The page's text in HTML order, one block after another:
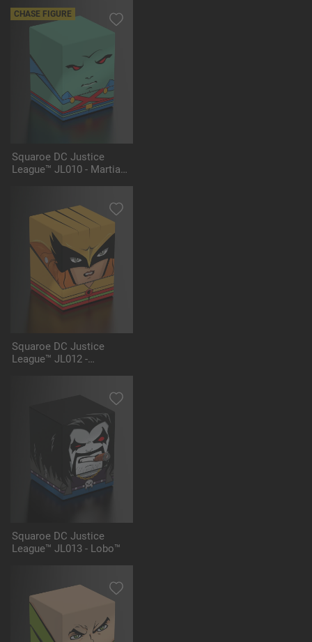
CHASE FIGURE
Squaroe DC Justice
League™ JL010 - Martian
Squaroe DC Justice
League™ JL012 -
Squaroe DC Justice
League™ JL013 - Lobo™